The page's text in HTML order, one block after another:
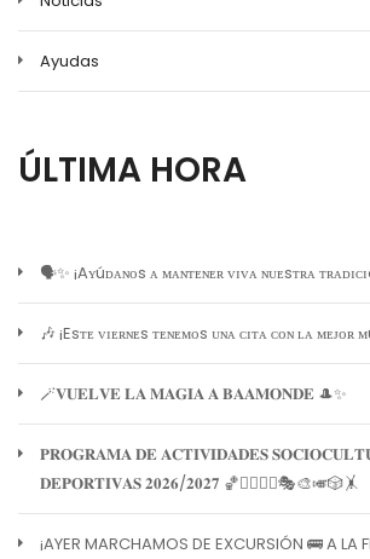
Ayudas
ÚLTIMA HORA
🗣️✨ ¡Aʏúᴅᴀɴᴏs ᴀ ᴍᴀɴᴛᴇɴᴇʀ ᴠɪᴠᴀ ɴᴜᴇsᴛʀᴀ
🎶 ¡Esᴛᴇ ᴠɪᴇʀɴᴇs ᴛᴇɴᴇᴍᴏs ᴜɴᴀ ᴄɪᴛᴀ ᴄᴏɴ ʟᴀ ᴍᴇᴊᴏʀ
🪄𝐕𝐔𝐄𝐋𝐕𝐄 𝐋𝐀 𝐌𝐀𝐆𝐈𝐀 𝐀 𝐁𝐀𝐀𝐌𝐎𝐍𝐃𝐄 🎩✨
𝐏𝐑𝐎𝐆𝐑𝐀𝐌𝐀 𝐃𝐄 𝐀𝐂𝐓𝐈𝐕𝐈𝐃𝐀𝐃𝐄𝐒
𝐃𝐄𝐏𝐎𝐑𝐓𝐈𝐕𝐀𝐒 𝟐𝟎𝟐𝟔/𝟐𝟎𝟐𝟕 🏀🏊‍♀️🧘‍♀️🎭🎨🎺🎲🤸
¡AYER MARCHAMOS DE EXCURSIÓN 🚌 A LA